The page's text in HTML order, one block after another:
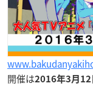
開催は2016年3月12